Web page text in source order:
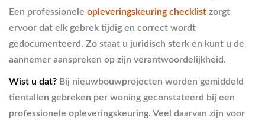
Een professionele opleveringskeuring checklist zorgt
ervoor dat elk gebrek tijdig en correct wordt
gedocumenteerd. Zo staat u juridisch sterk en kunt u de
aannemer aanspreken op zijn verantwoordelijkheid.
Wist u dat? Bij nieuwbouwprojecten worden gemiddeld
tientallen gebreken per woning geconstateerd bij een
professionele opleveringskeuring. Veel daarvan zijn voor